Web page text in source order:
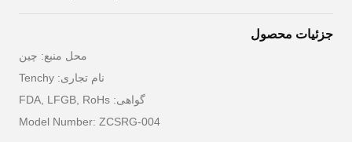
جزئیات محصول
محل منبع: چین
نام تجاری: Tenchy
گواهی: FDA, LFGB, RoHs
Model Number: ZCSRG-004